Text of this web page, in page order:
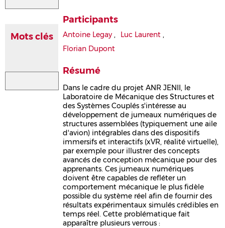
Participants
Antoine Legay , Luc Laurent ,
Florian Dupont
Résumé
Dans le cadre du projet ANR JENII, le
Laboratoire de Mécanique des Structures et
des Systèmes Couplés s'intéresse au
développement de jumeaux numériques de
structures assemblées (typiquement une aile
d'avion) intégrables dans des dispositifs
immersifs et interactifs (xVR, réalité virtuelle),
par exemple pour illustrer des concepts
avancés de conception mécanique pour des
apprenants. Ces jumeaux numériques
doivent être capables de reﬂéter un
comportement mécanique le plus ﬁdèle
possible du système réel aﬁn de fournir des
résultats expérimentaux simulés crédibles en
temps réel. Cette problématique fait
apparaître plusieurs verrous :
Mots clés